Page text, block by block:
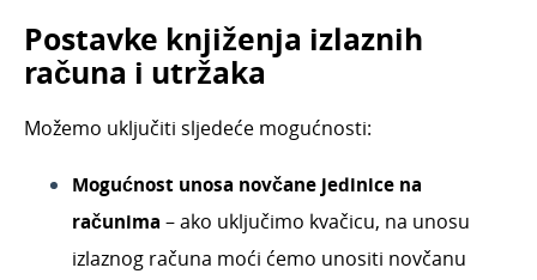
Porez na potrošnju
Postavke knjiženja izlaznih
računa i utržaka
Možemo uključiti sljedeće mogućnosti:
Mogućnost unosa novčane jedinice na
računima – ako uključimo kvačicu, na unosu
izlaznog računa moći ćemo unositi novčanu